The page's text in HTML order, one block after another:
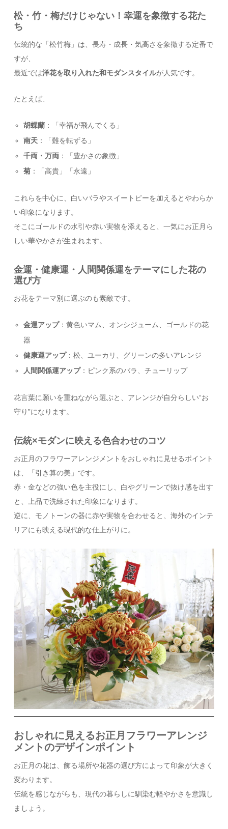
松・竹・梅だけじゃない！幸運を象徴する花た
ち
伝統的な「松竹梅」は、長寿・成長・気高さを象徴する定番で
すが、
最近では洋花を取り入れた和モダンスタイルが人気です。
たとえば、
胡蝶蘭：「幸福が飛んでくる」
南天：「難を転ずる」
千両・万両：「豊かさの象徴」
菊：「高貴」「永遠」
これらを中心に、白いバラやスイートピーを加えるとやわらか
い印象になります。
そこにゴールドの水引や赤い実物を添えると、一気にお正月ら
しい華やかさが生まれます。
金運・健康運・人間関係運をテーマにした花の
選び方
お花をテーマ別に選ぶのも素敵です。
金運アップ：黄色いマム、オンシジューム、ゴールドの花
器
健康運アップ：松、ユーカリ、グリーンの多いアレンジ
人間関係運アップ：ピンク系のバラ、チューリップ
花言葉に願いを重ねながら選ぶと、アレンジが自分らしい“お
守り”になります。
伝統×モダンに映える色合わせのコツ
お正月のフラワーアレンジメントをおしゃれに見せるポイント
は、「引き算の美」です。
赤・金などの強い色を主役にし、白やグリーンで抜け感を出す
と、上品で洗練された印象になります。
逆に、モノトーンの器に赤や実物を合わせると、海外のインテ
リアにも映える現代的な仕上がりに。
おしゃれに見えるお正月フラワーアレンジ
メントのデザインポイント
お正月の花は、飾る場所や花器の選び方によって印象が大きく
変わります。
伝統を感じながらも、現代の暮らしに馴染む軽やかさを意識し
ましょう。